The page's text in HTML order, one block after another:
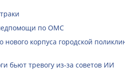
по ОМС
корпуса городской
бьют тревогу из‑за советов ИИ